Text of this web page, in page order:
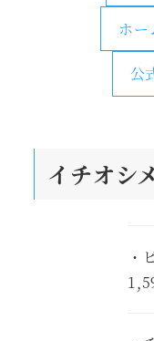
ホ
公
イチオシ
・